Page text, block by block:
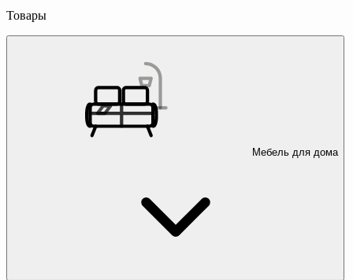
Товары
Мебель для дома